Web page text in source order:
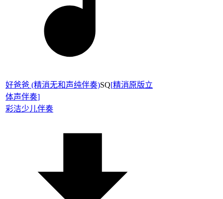
好爸爸 (精消无和声纯伴奏)SQ[精消原版立
体声伴奏]
彩洁少儿伴奏